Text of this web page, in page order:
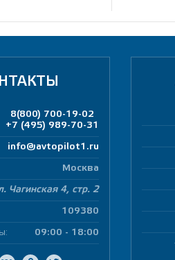
8(800) 700-19-02
+7 (495) 989-70-31
info@avtopilot1.ru
Москва
Чагинская 4, стр. 2
109380
09:00 - 18:00